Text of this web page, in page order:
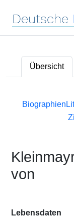
Deutsche
Übersicht
Biographien
von
Lebensdaten